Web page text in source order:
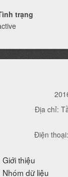
trạng
Địa chỉ:
Điện
Giới thiệu
Nhóm dữ liệu